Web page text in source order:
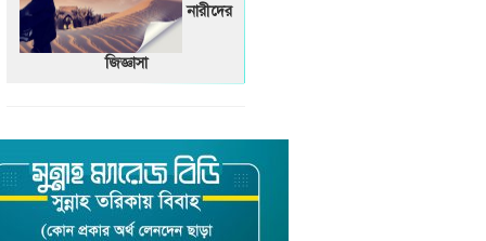
নারীদের
জিজ্ঞাসা